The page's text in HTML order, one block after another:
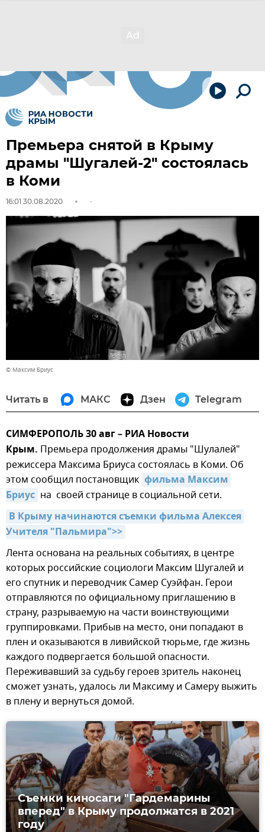
Премьера снятой в Крыму
драмы "Шугалей-2" состоялась
в Коми
16:01 30.08.2020
© Максим Бриус
Читать в МАКС Дзен Telegram
СИМФЕРОПОЛЬ 30 авг – РИА Новости
Крым. Премьера продолжения драмы "Шулалей"
режиссера Максима Бриуса состоялась в Коми. Об
этом сообщил постановщик фильма Максим
Бриус на своей странице в социальной сети.
В Крыму начинаются съемки фильма Алексея
Учителя "Пальмира">>
Лента основана на реальных событиях, в центре
которых российские социологи Максим Шугалей и
его спутник и переводчик Самер Суэйфан. Герои
отправляются по официальному приглашению в
страну, разрываемую на части воинствующими
группировками. Прибыв на место, они попадают в
плен и оказываются в ливийской тюрьме, где жизнь
каждого подвергается большой опасности.
Переживавший за судьбу героев зритель наконец
сможет узнать, удалось ли Максиму и Самеру выжить
в плену и вернуться домой.
Съемки киносаги "Гардемарины
вперед" в Крыму продолжатся в 2021
году